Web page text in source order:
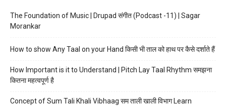
The Foundation of Music | Drupad संगीत (Podcast -11) | Sagar
Morankar
How to show Any Taal on your Hand किसी भी ताल को हाथ पर कैसे दर्शाते हैं
How Important is it to Understand | Pitch Lay Taal Rhythm समझना
कितना महत्वपूर्ण है
Concept of Sum Tali Khali Vibhaag सम ताली खाली विभाग Learn